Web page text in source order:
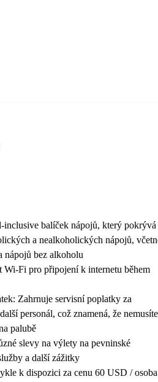
inclusive balíček nápojů, který pokrývá
a nealkoholických nápojů,
nápojů bez alkoholu
Fi pro připojení k internetu během
Zahrnuje servisní poplatky za
personál, což znamená, že nemusíte
palubě
slevy na výlety na pevninské
a další zážitky
k dispozici za cenu 60 USD /